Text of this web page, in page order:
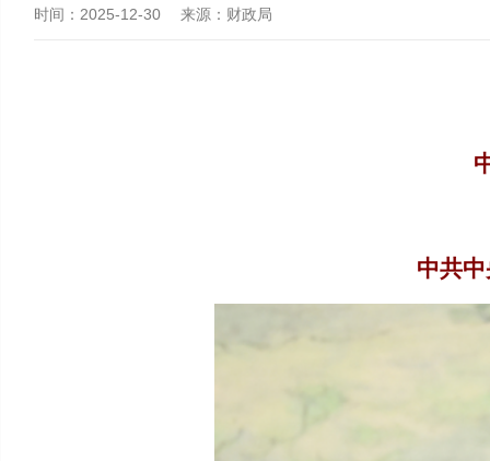
时间： 2025-12-30 来源： 财政局
中共